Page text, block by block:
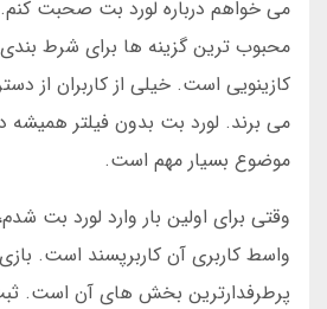
می خواهم درباره لورد بت صحبت
محبوب ترین گزینه ها برای شرط
کازینویی است. خیلی از کاربران از
می برند. لورد بت بدون فیلتر
موضوع بسیار مهم است.
وقتی برای اولین بار وارد لورد بت
واسط کاربری آن کاربرپسند است.
پرطرفدارترین بخش های آن است.